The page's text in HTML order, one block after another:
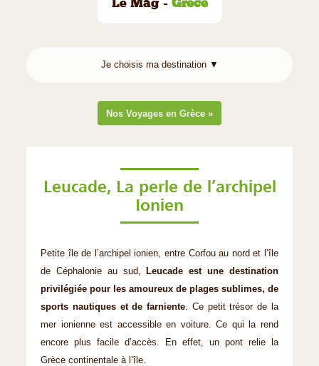
Le Mag - Grèce
Nos Voyages en Grèce »
Leucade, La perle de l’archipel
Ionien
Petite île de l’archipel ionien, entre Corfou au nord et l’île
de Céphalonie au sud,
Leucade est une destination
privilégiée pour les amoureux de plages sublimes, de
sports nautiques et de farniente. Ce petit trésor de la
mer ionienne est accessible en voiture. Ce qui la rend
encore plus facile d’accès. En effet, un pont relie la
Grèce continentale à l’île.